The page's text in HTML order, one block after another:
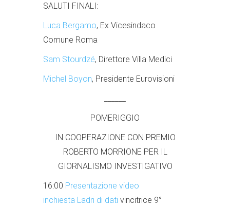
SALUTI FINALI:
Luca Bergamo, Ex Vicesindaco
Comune Roma
Sam Stourdzé, Direttore Villa Medici
Michel Boyon, Presidente Eurovisioni
POMERIGGIO
IN COOPERAZIONE CON PREMIO
ROBERTO MORRIONE PER IL
GIORNALISMO INVESTIGATIVO
16:00 Presentazione video
inchiesta Ladri di dati vincitrice 9°